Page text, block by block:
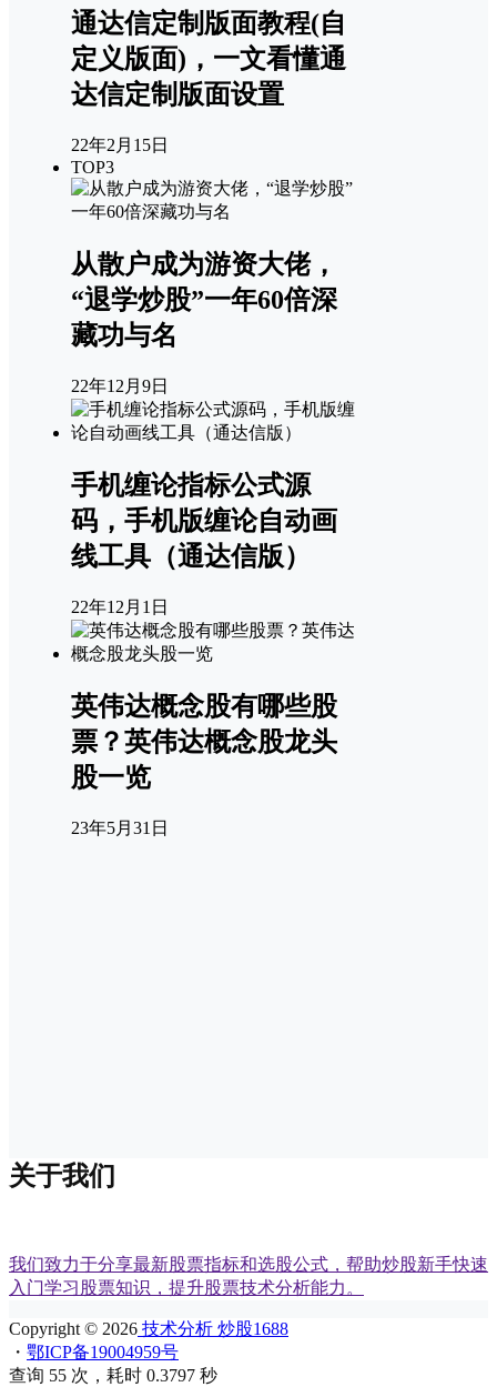
通达信定制版面教程(自
定义版面)，一文看懂通
达信定制版面设置
22年2月15日
TOP3
从散户成为游资大佬，
“退学炒股”一年60倍深
藏功与名
22年12月9日
手机缠论指标公式源
码，手机版缠论自动画
线工具（通达信版）
22年12月1日
英伟达概念股有哪些股
票？英伟达概念股龙头
股一览
23年5月31日
关于我们
我们致力于分享最新股票指标和选股公式，帮助炒股新手快速
入门学习股票知识，提升股票技术分析能力。
Copyright © 2026 技术分析 炒股1688
・ 鄂ICP备19004959号
查询 55 次，耗时 0.3797 秒